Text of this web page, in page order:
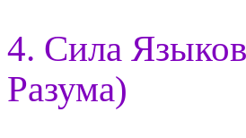
4. Сила
Разума)